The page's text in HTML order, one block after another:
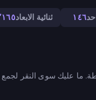
١٤٦ ثنائية الابعاد